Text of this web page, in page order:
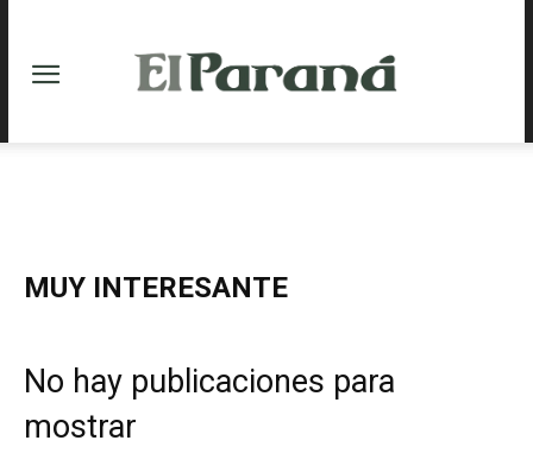
MUY INTERESANTE
No hay publicaciones para
mostrar